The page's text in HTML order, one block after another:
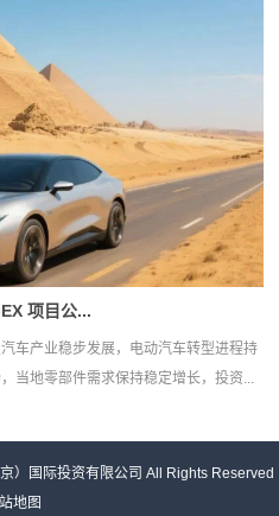
项目公...
车产业稳步发展，电动汽车转型进程持
当地零部件需求保持稳定增长，投资...
）国际投资有限公司 All Rights Reserved
地图